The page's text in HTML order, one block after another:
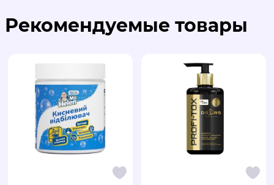
Рекомендуемые товары